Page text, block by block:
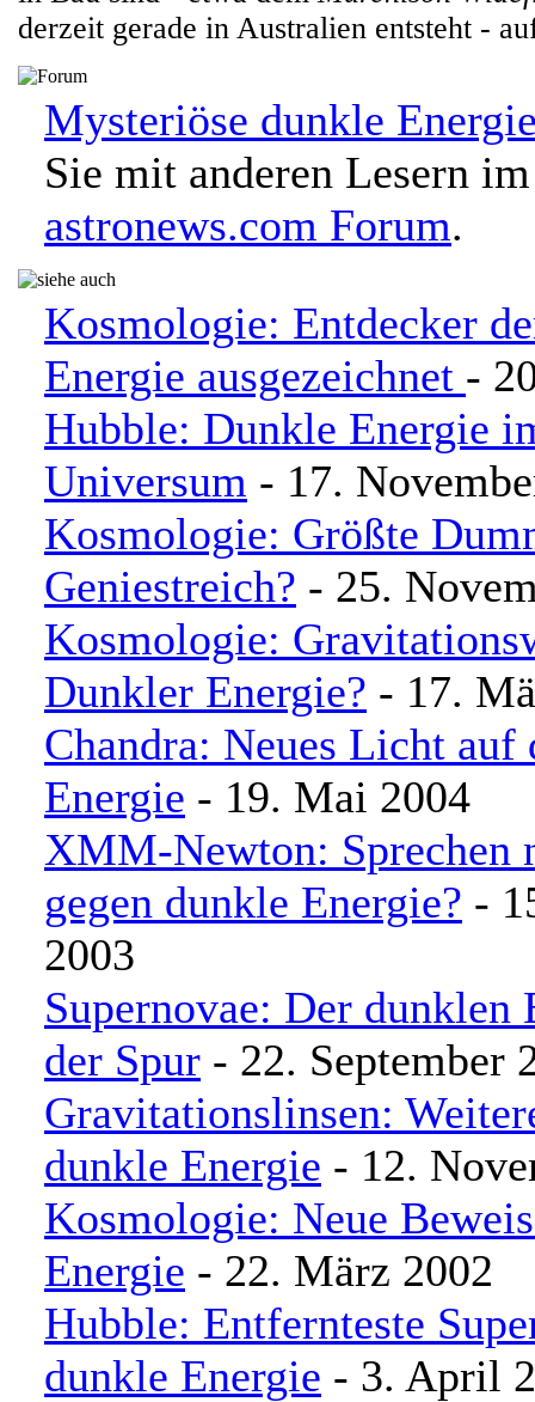
derzeit gerade in Australien entsteht -
Mysteriöse dunkle
Sie mit anderen Lesern im
astronews.com Forum.
Kosmologie: Entdecker
Energie ausgezeichnet -
Hubble: Dunkle Energie
Universum - 17.
Kosmologie: Größte
Geniestreich? - 25.
Kosmologie:
Dunkler Energie? - 17.
Chandra: Neues Licht auf
Energie - 19. Mai 2004
XMM-Newton: Sprechen
gegen dunkle Energie? -
2003
Supernovae: Der dunklen
der Spur - 22. September
Gravitationslinsen:
dunkle Energie - 12.
Kosmologie: Neue
Energie - 22. März 2002
Hubble: Entfernteste
dunkle Energie - 3. April